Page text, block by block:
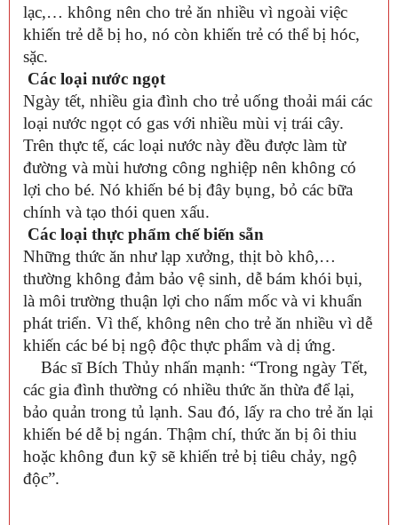
lạc,… không nên cho trẻ ăn nhiều vì ngoài việc
khiến trẻ dễ bị ho, nó còn khiến trẻ có thể bị hóc,
sặc.
Các loại nước ngọt
Ngày tết, nhiều gia đình cho trẻ uống thoải mái các
loại nước ngọt có gas với nhiều mùi vị trái cây.
Trên thực tế, các loại nước này đều được làm từ
đường và mùi hương công nghiệp nên không có
lợi cho bé. Nó khiến bé bị đây bụng, bỏ các bữa
chính và tạo thói quen xấu.
Các loại thực phẩm chế biến sẵn
Những thức ăn như lạp xưởng, thịt bò khô,…
thường không đảm bảo vệ sinh, dễ bám khói bụi,
là môi trường thuận lợi cho nấm mốc và vi khuẩn
phát triển. Vì thế, không nên cho trẻ ăn nhiều vì dễ
khiến các bé bị ngộ độc thực phẩm và dị ứng.
Bác sĩ Bích Thủy nhấn mạnh: “Trong ngày Tết,
các gia đình thường có nhiều thức ăn thừa để lại,
bảo quản trong tủ lạnh. Sau đó, lấy ra cho trẻ ăn lại
khiến bé dễ bị ngán. Thậm chí, thức ăn bị ôi thiu
hoặc không đun kỹ sẽ khiến trẻ bị tiêu chảy, ngộ
độc”.